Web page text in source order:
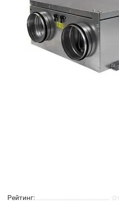
Рейтинг: